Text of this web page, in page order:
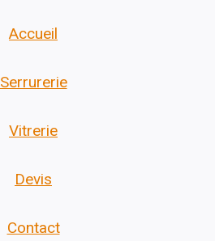
Accueil
Serrurerie
Vitrerie
Devis
Contact